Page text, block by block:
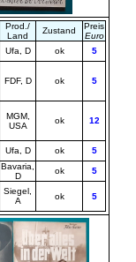
Prod./
Land
Zustand
Preis
Euro
Ufa, D ok 5
FDF, D ok 5
MGM,
USA
ok 12
Ufa, D ok
5
Bavaria,
D
ok 5
Siegel,
A
ok 5